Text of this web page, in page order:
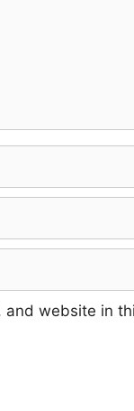
and website in